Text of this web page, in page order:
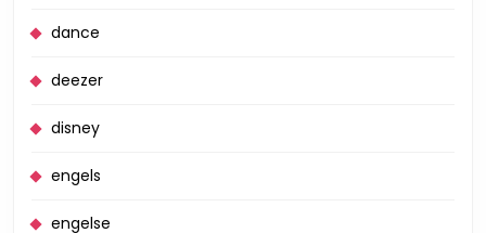
dance
deezer
disney
engels
engelse